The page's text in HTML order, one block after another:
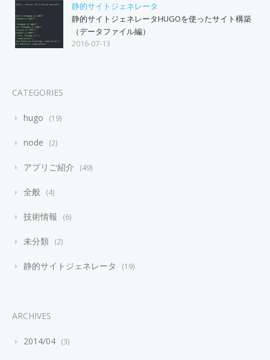
静的サイトジェネレータ
静的サイトジェネレータHUGOを使ったサイト構築
（データファイル編）
2016-07-13
CATEGORIES
hugo 19
node 2
アプリご紹介 49
全般 4
技術情報 6
未分類 2
静的サイトジェネレータ 19
ARCHIVES
2014/04 3